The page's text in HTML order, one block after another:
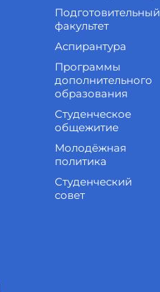
Подготовительный
факультет
Аспирантура
Программы
дополнительного
образования
Студенческое
общежитие
Молодёжная
политика
Студенческий
совет